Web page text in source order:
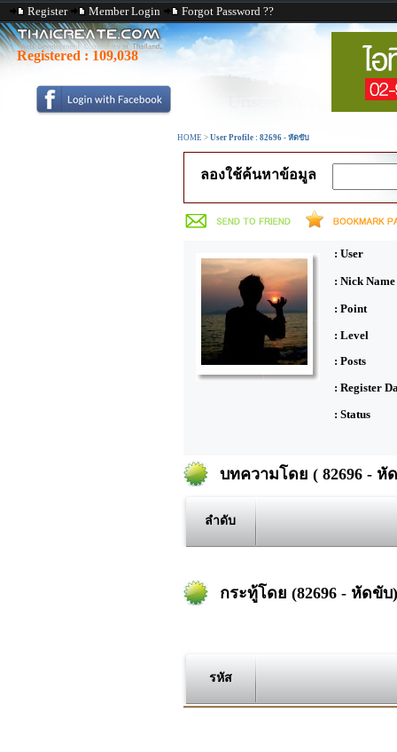
Register Member Login Forgot Password ??
Registered : 109,038
HOME > User Profile : 82696 - หัดขับ
ลองใช้ค้นหาข้อมูล
: User
: Nick Name
: Point
: Level
: Posts
: Register
: Status
บทความโดย ( 82696 - หั
ลำดับ
กระทู้โดย (82696 - หัดขับ)
รหัส